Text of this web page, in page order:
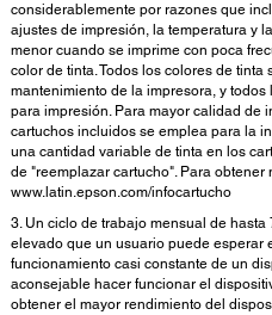
considerablemente por razones que
ajustes de impresión, la temperatura y
menor cuando se imprime con poca
color de tinta. Todos los colores de tinta
mantenimiento de la impresora, y
para impresión. Para mayor calidad de
cartuchos incluidos se emplea para la
una cantidad variable de tinta en los
de "reemplazar cartucho". Para obtener
www.latin.epson.com/infocartucho
3. Un ciclo de trabajo mensual de
elevado que un usuario puede esperar
funcionamiento casi constante de un
aconsejable hacer funcionar el
obtener el mayor rendimiento del